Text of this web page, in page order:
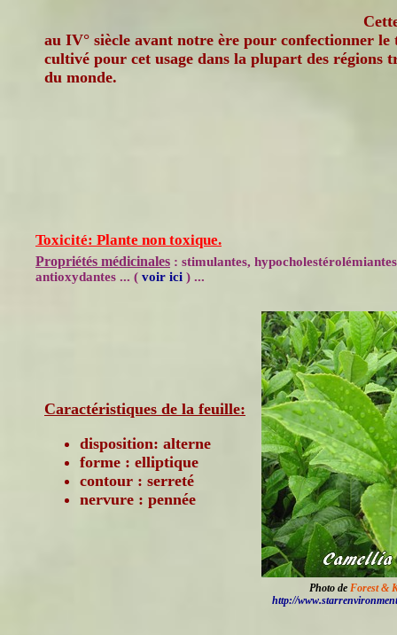
au IV° siècle avant notre ère pour confectionner le
cultivé pour cet usage dans la plupart des régions
du monde.
Toxicité: Plante non toxique.
Propriétés médicinales : stimulantes,
antioxydantes ... ( voir ici ) ...
Photo de Forest &
http://
Caractéristiques de la feuille:
disposition: alterne
forme : elliptique
contour : serreté
nervure : pennée